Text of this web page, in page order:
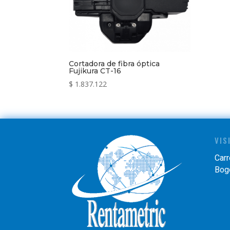
Cortadora de fibra óptica
Fujikura CT-16
$ 1.837.122